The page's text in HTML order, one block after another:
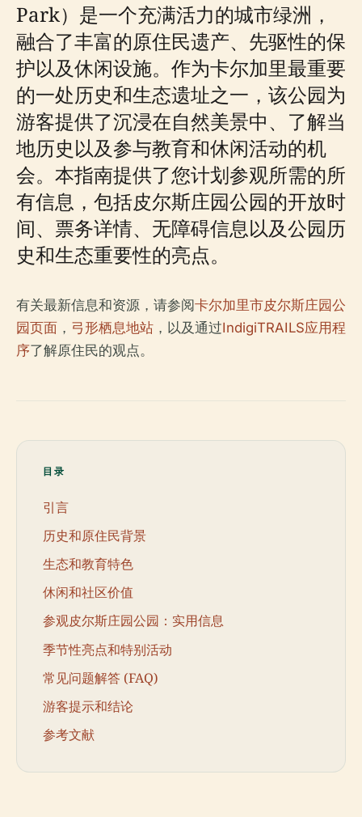
Park）是一个充满活力的城市绿洲，
融合了丰富的原住民遗产、先驱性的保
护以及休闲设施。作为卡尔加里最重要
的一处历史和生态遗址之一，该公园为
游客提供了沉浸在自然美景中、了解当
地历史以及参与教育和休闲活动的机
会。本指南提供了您计划参观所需的所
有信息，包括皮尔斯庄园公园的开放时
间、票务详情、无障碍信息以及公园历
史和生态重要性的亮点。
有关最新信息和资源，请参阅卡尔加里市皮尔斯庄园公
园页面 ， 弓形栖息地站 ，以及通过IndigiTRAILS应用程
序了解原住民的观点。
目录
引言
历史和原住民背景
生态和教育特色
休闲和社区价值
参观皮尔斯庄园公园：实用信息
季节性亮点和特别活动
常见问题解答 (FAQ)
游客提示和结论
参考文献